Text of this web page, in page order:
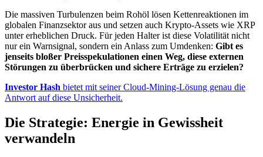
Die massiven Turbulenzen beim Rohöl lösen Kettenreaktionen im
globalen Finanzsektor aus und setzen auch Krypto-Assets wie XRP
unter erheblichen Druck. Für jeden Halter ist diese Volatilität nicht
nur ein Warnsignal, sondern ein Anlass zum Umdenken: Gibt es
jenseits bloßer Preisspekulationen einen Weg, diese externen
Störungen zu überbrücken und sichere Erträge zu erzielen?
Investor Hash bietet mit seiner Cloud-Mining-Lösung genau die
Antwort auf diese Unsicherheit.
Die Strategie: Energie in Gewissheit
verwandeln